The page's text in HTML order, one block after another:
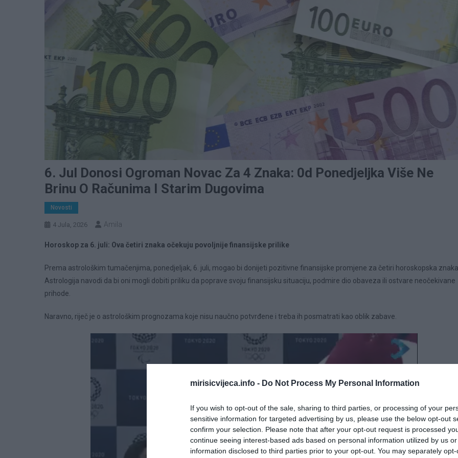
mirisicvijeca.info - Do Not Process My Personal Information
If you wish to opt-out of the sale, sharing to third parties, or processing of your
sensitive information for targeted advertising by us, please use the below opt-out
confirm your selection. Please note that after your opt-out request is processed
continue seeing interest-based ads based on personal information utilized by us
information disclosed to third parties prior to your opt-out. You may separately
6. Jul Donosi Ogroman Novac Za 4 Znaka: 0d Ponedjeljka Više Ne
Brinu O Računima I Starim Dugovima
Novosti
4 Jula, 2026 Amila
Horoskop za 6. juli: Ova četiri znaka očekuju povoljnije finansijske prilike
Prema astrološkim tumačenjima, ponedjeljak, 6. juli, mogao bi donijeti pozitivne finansijske promjene za četiri horoskopska
Astrologija navodi da bi oni mogli dobiti priliku da poprave svoju finansijsku situaciju, podmire dio obaveza ili ostvare neočekivane
prihode.
Naravno, riječ je o astrološkim prognozama koje nisu naučno potvrđene i treba ih posmatrati kao oblik zabave.